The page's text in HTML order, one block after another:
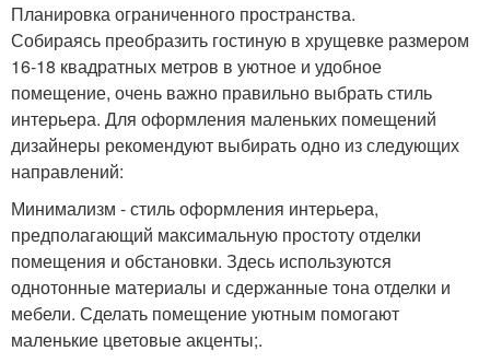
Планировка ограниченного пространства.
Собираясь преобразить гостиную в хрущевке размером
16-18 квадратных метров в уютное и удобное
помещение, очень важно правильно выбрать стиль
интерьера. Для оформления маленьких помещений
дизайнеры рекомендуют выбирать одно из следующих
направлений:
Минимализм - стиль оформления интерьера,
предполагающий максимальную простоту отделки
помещения и обстановки. Здесь используются
однотонные материалы и сдержанные тона отделки и
мебели. Сделать помещение уютным помогают
маленькие цветовые акценты;.